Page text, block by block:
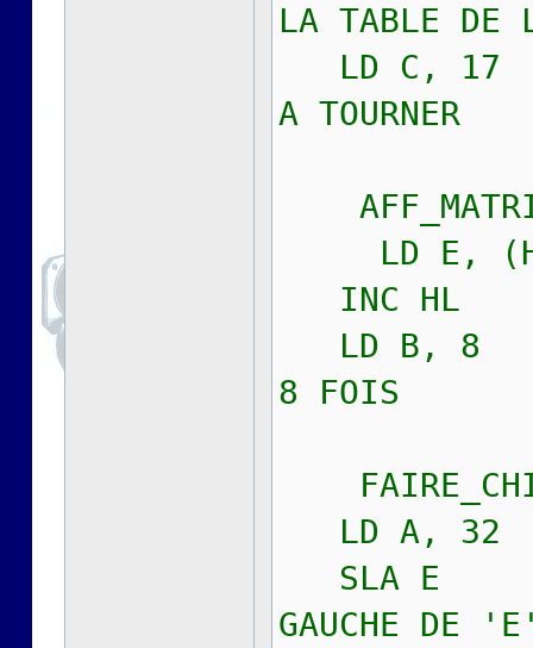
LA TABLE DE
LD C, 17
A TOURNER
LD E,
INC HL
LD B, 8 ;
8 FOIS
LD A, 32
SLA E ;
GAUCHE DE